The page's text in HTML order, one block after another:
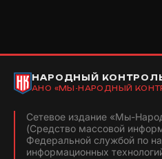
НАРОДНЫЙ
АНО «МЫ-НАРОДНЫЙ
Сетевое издание «Мы-
(Средство массовой
Федеральной службой по
информационных